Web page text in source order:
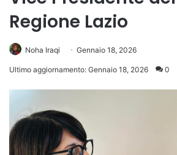
Regione Lazio
Noha Iraqi Gennaio 18, 2026
Ultimo aggiornamento: Gennaio 18, 2026 0